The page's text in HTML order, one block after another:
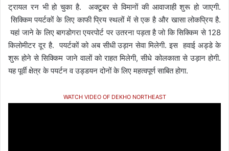
ट्रायल रन भी हो चुका है. अक्टूबर से विमानों की आवाजाही शुरू हो जाएगी.
सिक्किम पयर्टकों के लिए काफी प्रिय स्थलों में से एक है और खासा लोकप्रिय है.
यहां जाने के लिए बागडोगरा एयरपोर्ट पर उतरना पड़ता है जो कि सिक्किम से 128
किलोमीटर दूर है. पयर्टकों को अब सीधी उड़ान सेवा मिलेगी. इस हवाई अड्डे के
शुरू होने से सिक्किम जाने वालों को राहत मिलेगी, सीधे कोलकाता से उड़ान होगी.
यह पूर्वी क्षेत्र के पयर्टन व उड्डयन दोनों के लिए महत्वपूर्ण साबित होगा.
WATCH VIDEO OF DEKHO NORTHEAST